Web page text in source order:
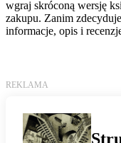
wgraj skróconą wersję
zakupu. Zanim
informacje, opis i